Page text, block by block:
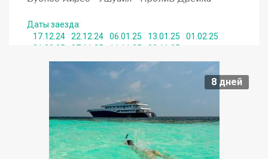
Шетландские острова - Пролив Дрейка -
Ушуайя - Буэнос-Айрес
Даты заезда:
17.12.24
22.12.24 06.01.25 13.01.25
01.02.25
21.02.25
07.11.25 11.11.25 22.11.25
7050
Подробнее
Получить консультацию по туру
8 дней